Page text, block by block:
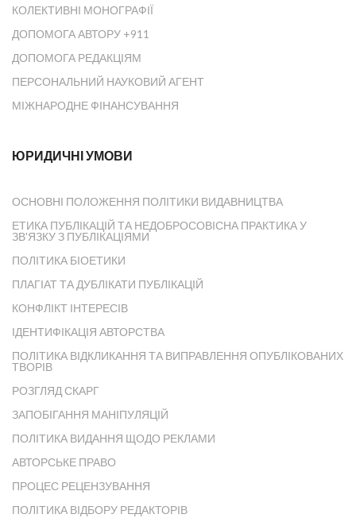
КОЛЕКТИВНІ МОНОГРАФІЇ
ДОПОМОГА АВТОРУ +911
ДОПОМОГА РЕДАКЦІЯМ
ПЕРСОНАЛЬНИЙ НАУКОВИЙ АГЕНТ
МІЖНАРОДНЕ ФІНАНСУВАННЯ
ЮРИДИЧНІ УМОВИ
ОСНОВНІ ПОЛОЖЕННЯ ПОЛІТИКИ ВИДАВНИЦТВА
ЕТИКА ПУБЛІКАЦІЙ ТА НЕДОБРОСОВІСНА ПРАКТИКА У
ЗВ'ЯЗКУ З ПУБЛІКАЦІЯМИ
ПОЛІТИКА БІОЕТИКИ
ПЛАГІАТ ТА ДУБЛІКАТИ ПУБЛІКАЦІЙ
КОНФЛІКТ ІНТЕРЕСІВ
ІДЕНТИФІКАЦІЯ АВТОРСТВА
ПОЛІТИКА ВІДКЛИКАННЯ ТА ВИПРАВЛЕННЯ ОПУБЛІКОВАНИХ
ТВОРІВ
РОЗГЛЯД СКАРГ
ЗАПОБІГАННЯ МАНІПУЛЯЦІЙ
ПОЛІТИКА ВИДАННЯ ЩОДО РЕКЛАМИ
АВТОРСЬКЕ ПРАВО
ПРОЦЕС РЕЦЕНЗУВАННЯ
ПОЛІТИКА ВІДБОРУ РЕДАКТОРІВ